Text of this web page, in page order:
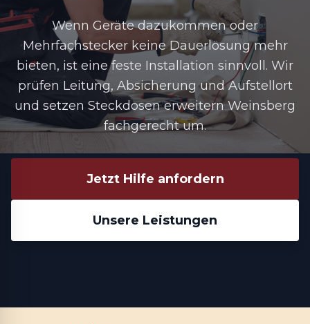
Wenn Geräte dazukommen oder
Mehrfachstecker keine Dauerlösung mehr
bieten, ist eine feste Installation sinnvoll. Wir
prüfen Leitung, Absicherung und Aufstellort
und setzen Steckdosen erweitern Weinsberg
fachgerecht um.
Jetzt Hilfe anfordern
Unsere Leistungen